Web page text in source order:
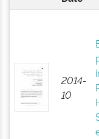
2014-
10